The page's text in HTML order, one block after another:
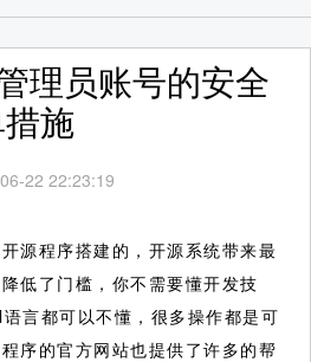
理员账号的安全
施
22 22:23:19
源程序搭建的，开源系统带来最
低了门槛，你不需要懂开发技
言都可以不懂，很多操作都是可
序的官方网站也提供了许多的帮